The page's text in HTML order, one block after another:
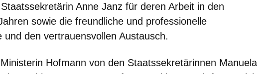
Anne Janz für deren Arbeit in den
sowie die freundliche und professionelle
und den vertrauensvollen Austausch.
Hofmann von den Staatssekretärinnen Manuela